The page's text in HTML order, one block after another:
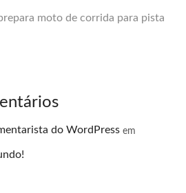
moto de corrida para pista
do WordPress em